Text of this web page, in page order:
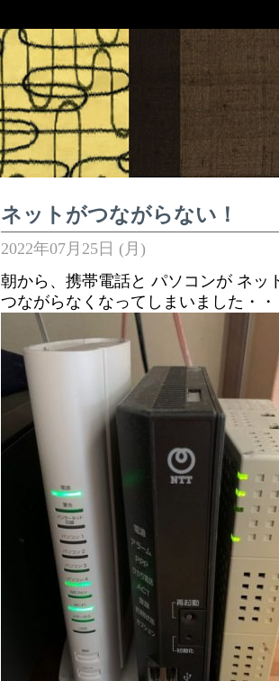
ネットがつながらない！
2022年07月25日 (月)
朝から、携帯電話と パソコンが ネッ
つながらなくなってしまいました・